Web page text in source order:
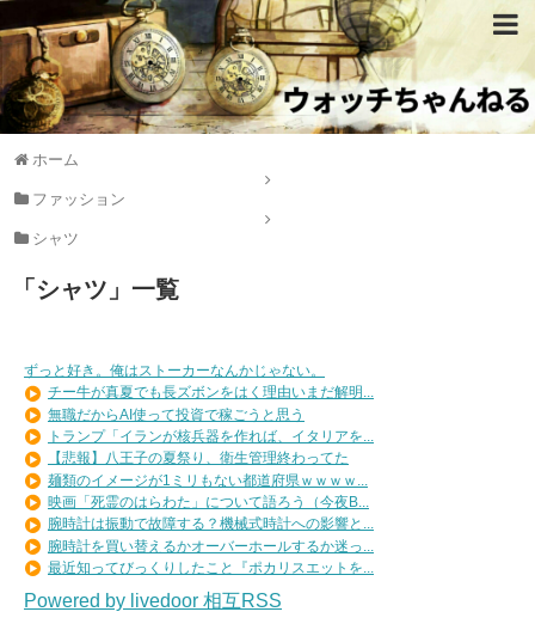
ホーム
ファッション
シャツ
「 シャツ 」 一覧
ずっと好き。俺はストーカーなんかじゃない。
チー牛が真夏でも長ズボンをはく理由いまだ解明...
無職だからAI使って投資で稼ごうと思う
トランプ「イランが核兵器を作れば、イタリアを...
【悲報】八王子の夏祭り、衛生管理終わってた
麺類のイメージが1ミリもない都道府県ｗｗｗｗ...
映画「死霊のはらわた」について語ろう（今夜B...
腕時計は振動で故障する？機械式時計への影響と...
腕時計を買い替えるかオーバーホールするか迷っ...
最近知ってびっくりしたこと『ポカリスエットを...
Powered by livedoor 相互RSS